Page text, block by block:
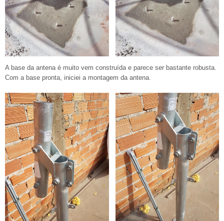
A base da antena é muito vem construída e parece ser bastante robusta.
Com a base pronta, iniciei a montagem da antena.